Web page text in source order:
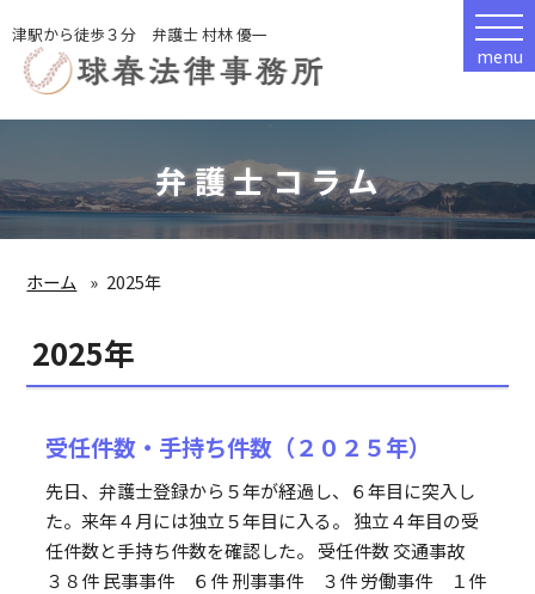
津駅から徒歩３分 弁護士 村林 優一
menu
弁護士コラム
ホーム 2025年
2025年
受任件数・手持ち件数（２０２５年）
先日、弁護士登録から５年が経過し、６年目に突入し
た。来年４月には独立５年目に入る。 独立４年目の受
任件数と手持ち件数を確認した。 受任件数 交通事故
３８件 民事事件 ６件 刑事事件 ３件 労働事件 １件